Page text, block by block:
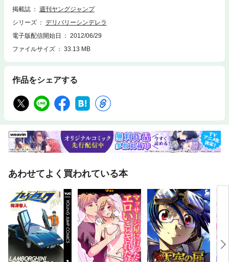
掲載誌
週刊ヤングジャンプ
シリーズ
デリバリーシンデレラ
電子版配信開始日
2012/06/29
ファイルサイズ
33.13 MB
作品をシェアする
あわせてよく買われている本